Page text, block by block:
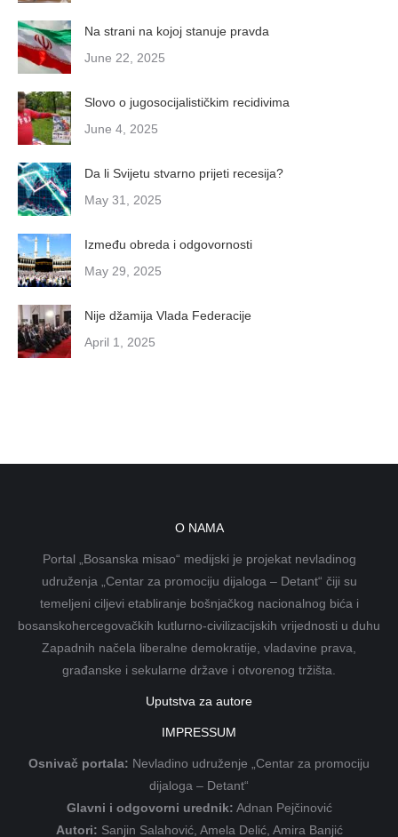
Na strani na kojoj stanuje pravda
June 22, 2025
Slovo o jugosocijalističkim recidivima
June 4, 2025
Da li Svijetu stvarno prijeti recesija?
May 31, 2025
Između obreda i odgovornosti
May 29, 2025
Nije džamija Vlada Federacije
April 1, 2025
O NAMA
Portal „Bosanska misao“ medijski je projekat nevladinog
udruženja „Centar za promociju dijaloga – Detant“ čiji su
temeljeni ciljevi etabliranje bošnjačkog nacionalnog bića i
bosanskohercegovačkih kutlurno-civilizacijskih vrijednosti u duhu
Zapadnih načela liberalne demokratije, vladavine prava,
građanske i sekularne države i otvorenog tržišta.
Uputstva za autore
IMPRESSUM
Osnivač portala: Nevladino udruženje „Centar za promociju
dijaloga – Detant“
Glavni i odgovorni urednik: Adnan Pejčinović
Autori: Sanjin Salahović, Amela Delić, Amira Banjić